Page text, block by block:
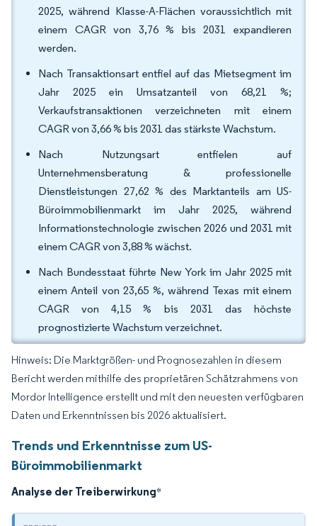
2025, während Klasse-A-Flächen voraussichtlich mit
einem CAGR von 3,76 % bis 2031 expandieren
werden.
Nach Transaktionsart entfiel auf das Mietsegment im
Jahr 2025 ein Umsatzanteil von 68,21 %;
Verkaufstransaktionen verzeichneten mit einem
CAGR von 3,66 % bis 2031 das stärkste Wachstum.
Nach Nutzungsart entfielen auf
Unternehmensberatung & professionelle
Dienstleistungen 27,62 % des Marktanteils am US-
Büroimmobilienmarkt im Jahr 2025, während
Informationstechnologie zwischen 2026 und 2031 mit
einem CAGR von 3,88 % wächst.
Nach Bundesstaat führte New York im Jahr 2025 mit
einem Anteil von 23,65 %, während Texas mit einem
CAGR von 4,15 % bis 2031 das höchste
prognostizierte Wachstum verzeichnet.
Hinweis: Die Marktgrößen- und Prognosezahlen in diesem
Bericht werden mithilfe des proprietären Schätzrahmens von
Mordor Intelligence erstellt und mit den neuesten verfügbaren
Daten und Erkenntnissen bis 2026 aktualisiert.
Trends und Erkenntnisse zum US-
Büroimmobilienmarkt
Analyse der Treiberwirkung*